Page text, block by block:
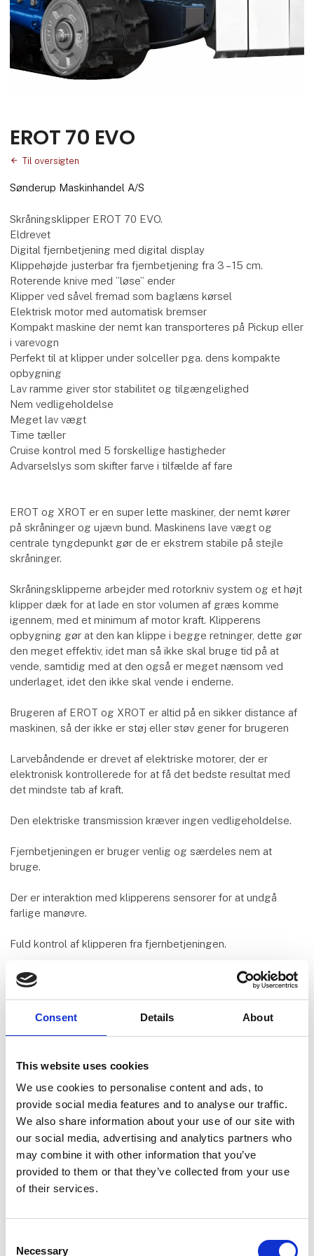
Consent Details About
This website uses cookies
We use cookies to personalise content and ads, to
provide social media features and to analyse our traffic.
We also share information about your use of our site with
our social media, advertising and analytics partners who
may combine it with other information that you’ve
provided to them or that they’ve collected from your use
of their services.
Selection
Necessary
EROT 70 EVO
Til oversigten
Sønderup Maskinhandel A/S
Skråningsklipper EROT 70 EVO.
​Eldrevet
​Digital fjernbetjening med digital display
​Klippehøjde justerbar fra fjernbetjening fra 3 – 15 cm.
​Roterende knive med ”løse” ender
​Klipper ved såvel fremad som baglæns kørsel
​Elektrisk motor med automatisk bremser
​Kompakt maskine der nemt kan transporteres på Pickup eller
i varevogn​
​Perfekt til at klipper under solceller pga. dens kompakte
opbygning
​Lav ramme giver stor stabilitet og tilgængelighed
​Nem vedligeholdelse
​Meget lav vægt
​Time tæller
​Cruise kontrol med 5 forskellige hastigheder
​Advarselslys som skifter farve i tilfælde af fare
EROT og XROT er en super lette maskiner, der nemt kører
på skråninger og ujævn bund. Maskinens lave vægt og
centrale tyngdepunkt gør de er ekstrem stabile på stejle
skråninger.
Skråningsklipperne arbejder med rotorkniv system og et højt
klipper dæk for at lade en stor volumen af græs komme
igennem, med et minimum af motor kraft. Klipperens
opbygning gør at den kan klippe i begge retninger, dette gør
den meget effektiv, idet man så ikke skal bruge tid på at
vende, samtidig med at den også er meget nænsom ved
underlaget, idet den ikke skal vende i enderne.
Brugeren af EROT og XROT er altid på en sikker distance af
maskinen, så der ikke er støj eller støv gener for brugeren
Larvebåndende er drevet af elektriske motorer, der er
elektronisk kontrollerede for at få det bedste resultat med
det mindste tab af kraft.
Den elektriske transmission kræver ingen vedligeholdelse.
Fjernbetjeningen er bruger venlig og særdeles nem at
bruge.
Der er interaktion med klipperens sensorer for at undgå
farlige manøvre.
Fuld kontrol af klipperen fra fjernbetjeningen.
Flere produkter fra Sønderup Maskinhandel
På messen
Ferrari Cromo 35 AR
På messen
Ferrari Cobram 60 AR